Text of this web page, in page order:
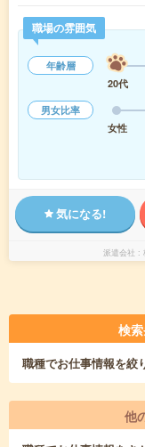
職場の雰囲気
年齢層
20代
男女比率
女性
気になる!
派遣会社
検
職種でお仕事情報を絞
他